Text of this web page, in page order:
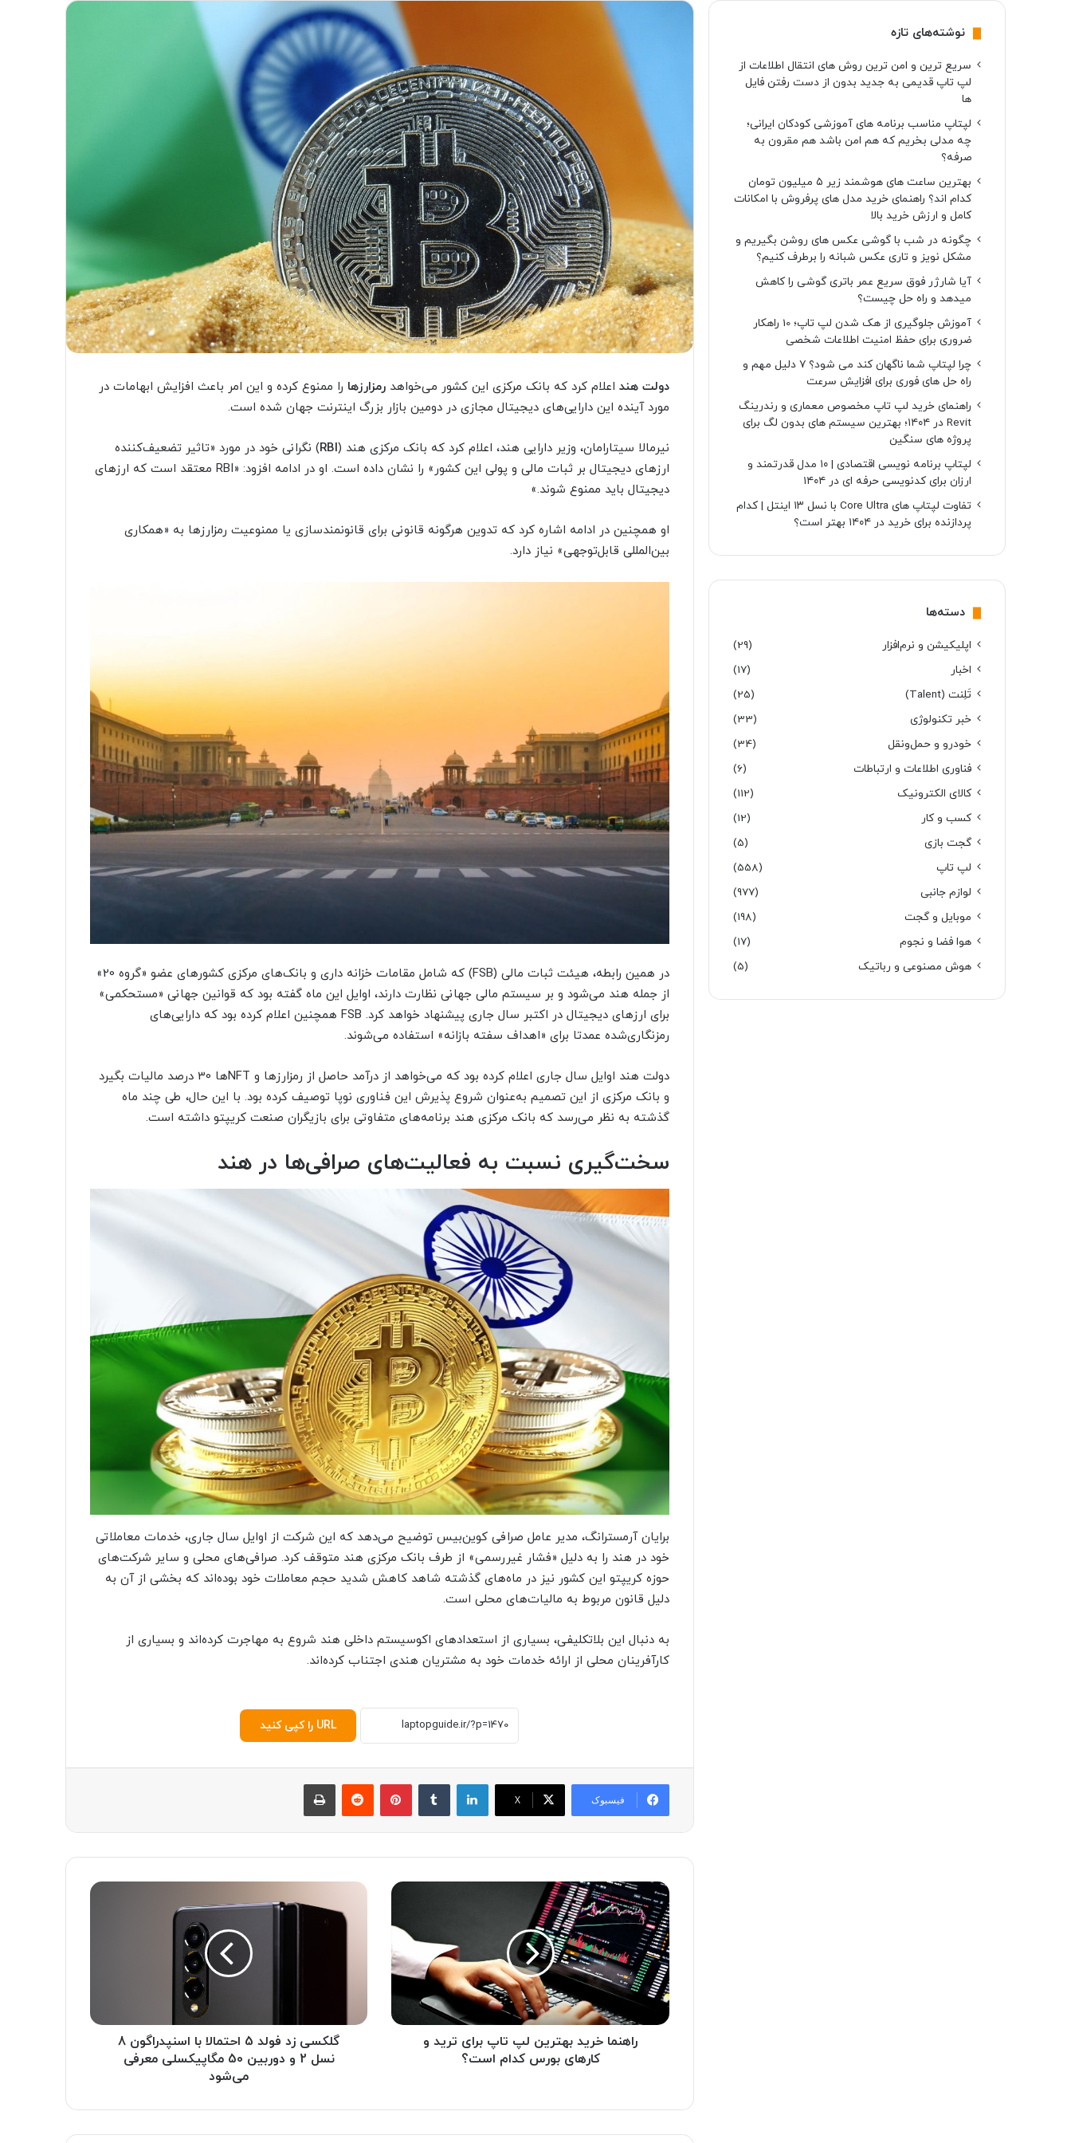
دولت هند اعلام کرد که بانک مرکزی این کشور می‌خواهدرمزارزها را ممنوع کرده و این امر باعث افزایش ابهامات در
مورد آینده این دارایی‌های دیجیتال مجازی در دومین بازار بزرگ اینترنت جهان شده است.
نیرمالا سیتارامان، وزیر دارایی هند، اعلام کرد که بانک مرکزی هند (RBI) نگرانی خود در مورد «تاثیر تضعیف‌کننده
ارزهای دیجیتال بر ثبات مالی و پولی این کشور» را نشان داده است. او در ادامه افزود: «RBI معتقد است که ارزهای
دیجیتال باید ممنوع شوند.»
او همچنین در ادامه اشاره کرد که تدوین هرگونه قانونی برای قانونمندسازی یا ممنوعیت رمزارزها به «همکاری
بین‌المللی قابل‌توجهی» نیاز دارد.
در همین رابطه، هیئت ثبات مالی (FSB) که شامل مقامات خزانه داری و بانک‌های مرکزی کشورهای عضو «گروه 20»
از جمله هند‌ می‌شود و بر سیستم مالی جهانی نظارت دارند، اوایل این ماه گفته بود که قوانین جهانی «مستحکمی»
برای ارزهای دیجیتال در اکتبر سال جاری پیشنهاد خواهد کرد. FSB همچنین اعلام کرده بود که دارایی‌های
رمزنگاری‌شده عمدتا برای «اهداف سفته بازانه» استفاده می‌شوند.
دولت هند اوایل سال جاری اعلام کرده بود که می‌خواهد از درآمد حاصل از رمزارزها و NFTها 30 درصد مالیات بگیرد
و بانک مرکزی از این تصمیم به‌عنوان شروع پذیرش این فناوری نوپا توصیف کرده بود. با این حال، طی چند ماه
گذشته به نظر می‌رسد که بانک مرکزی هند‌ برنامه‌های متفاوتی برای بازیگران صنعت کریپتو داشته است.
سخت‌گیری نسبت به فعالیت‌های صرافی‌ها در هند
برایان آرمسترانگ، مدیر عامل صرافی کوین‌بیس توضیح می‌دهد که این شرکت از اوایل سال جاری، خدمات معاملاتی
خود در هند‌ را به دلیل «فشار غیررسمی» از طرف بانک مرکزی هند‌ متوقف کرد. صرافی‌های محلی و سایر شرکت‌های
حوزه کریپتو این کشور نیز در ماه‌های گذشته شاهد کاهش شدید حجم معاملات خود بوده‌اند که بخشی از آن به
دلیل قانون مربوط به مالیات‌های محلی است.
به دنبال این بلاتکلیفی، بسیاری از استعدادهای اکوسیستم داخلی هند‌ شروع به مهاجرت کرده‌اند و بسیاری از
کارآفرینان محلی از ارائه خدمات خود به مشتریان هندی اجتناب کرده‌اند.
URL را کپی کنید
فیسبوک X
لینکدین پینترست ‫رددیت
ر
ا
ه
ن
م
ا
خ
ر
ی
ر
راهنما خرید بهترین لپ تاپ برای ترید و
کارهای بورس کدام است؟
گ
و
ح
گلکسی زد فولد 5 احتمالا با اسنپدراگون 8
نسل 2 و دوربین 50 مگاپیکسلی معرفی
می‌شود
نوشته‌های تازه
سریع ترین و امن ترین روش های انتقال اطلاعات از
لپ تاپ قدیمی به جدید بدون از دست رفتن فایل
ها
لپتاپ مناسب برنامه های آموزشی کودکان ایرانی؛
چه مدلی بخریم که هم امن باشد هم مقرون به
صرفه؟
بهترین ساعت های هوشمند زیر ۵ میلیون تومان
کدام اند؟ راهنمای خرید مدل های پرفروش با امکانات
کامل و ارزش خرید بالا
چگونه در شب با گوشی عکس های روشن بگیریم و
مشکل نویز و تاری عکس شبانه را برطرف کنیم؟
آیا شارژر فوق سریع عمر باتری گوشی را کاهش
میدهد و راه حل چیست؟
آموزش جلوگیری از هک شدن لپ تاپ؛ 10 راهکار
ضروری برای حفظ امنیت اطلاعات شخصی
چرا لپتاپ شما ناگهان کند می شود؟ ۷ دلیل مهم و
راه حل های فوری برای افزایش سرعت
راهنمای خرید لپ تاپ مخصوص معماری و رندرینگ
Revit در ۱۴۰۴؛ بهترین سیستم های بدون لگ برای
پروژه های سنگین
لپتاپ برنامه نویسی اقتصادی | ۱۰ مدل قدرتمند و
ارزان برای کدنویسی حرفه ای در ۱۴۰۴
تفاوت لپتاپ های Core Ultra با نسل ۱۳ اینتل | کدام
پردازنده برای خرید در ۱۴۰۴ بهتر است؟
دسته‌ها
اپلیکیشن و نرم‌افزار
(29)
اخبار
(17)
تَلِنت (Talent)
(25)
خبر تکنولوژی
(33)
خودرو و حمل‌و‌نقل
(34)
فناوری اطلاعات و ارتباطات
(6)
کالای الکترونیک
(112)
کسب و کار
(12)
گجت بازی
(5)
لپ تاپ
(558)
لوازم جانبی
(977)
موبایل و گجت
(198)
هوا فضا و نجوم
(17)
هوش مصنوعی و رباتیک
(5)